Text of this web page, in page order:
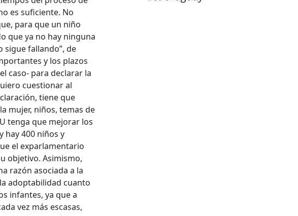
es suficiente. No
para que un niño
que ya no hay ninguna
sigue fallando”, de
y los plazos
caso- para declarar la
cuestionar al
tiene que
mujer, niños, temas de
tenga que mejorar los
hay 400 niños y
el exparlamentario
objetivo. Asimismo,
razón asociada a la
adoptabilidad cuanto
infantes, ya que a
vez más escasas,